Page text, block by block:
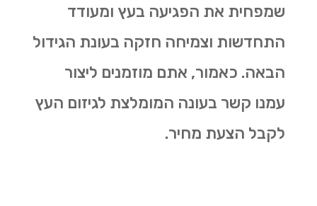
שמפחית את הפגיעה בעץ ומעודד
התחדשות וצמיחה חזקה בעונת הגידול
הבאה. כאמור, אתם מוזמנים ליצור
עמנו קשר בעונה המומלצת לגיזום העץ
לקבל הצעת מחיר.